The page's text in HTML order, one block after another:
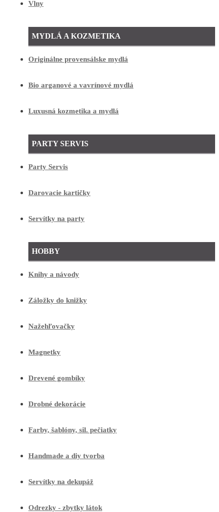
Vlny
MYDLÁ A KOZMETIKA
Originálne provensálske mydlá
Bio arganové a vavrínové mydlá
Luxusná kozmetika a mydlá
PARTY SERVIS
Party Servis
Darovacie kartičky
Servítky na party
HOBBY
Knihy a návody
Záložky do knižky
Nažehľovačky
Magnetky
Drevené gombíky
Drobné dekorácie
Farby, šablóny, sil. pečiatky
Handmade a diy tvorba
Servítky na dekupáž
Odrezky - zbytky látok